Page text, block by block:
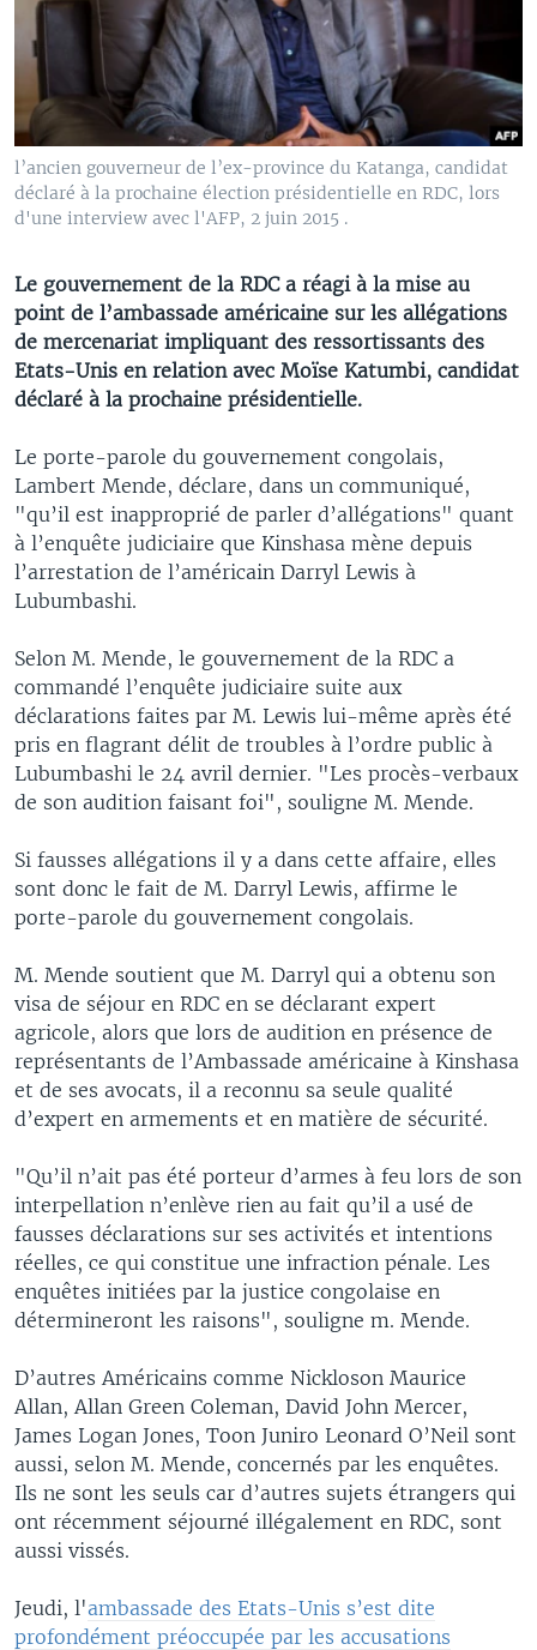
l’ancien gouverneur de l’ex-province du Katanga, candidat
déclaré à la prochaine élection présidentielle en RDC, lors
d'une interview avec l'AFP, 2 juin 2015 .
Le gouvernement de la RDC a réagi à la mise au
point de l’ambassade américaine sur les allégations
de mercenariat impliquant des ressortissants des
Etats-Unis en relation avec Moïse Katumbi, candidat
déclaré à la prochaine présidentielle.
Le porte-parole du gouvernement congolais,
Lambert Mende, déclare, dans un communiqué,
"qu’il est inapproprié de parler d’allégations" quant
à l’enquête judiciaire que Kinshasa mène depuis
l’arrestation de l’américain Darryl Lewis à
Lubumbashi.
Selon M. Mende, le gouvernement de la RDC a
commandé l’enquête judiciaire suite aux
déclarations faites par M. Lewis lui-même après été
pris en flagrant délit de troubles à l’ordre public à
Lubumbashi le 24 avril dernier. "Les procès-verbaux
de son audition faisant foi", souligne M. Mende.
Si fausses allégations il y a dans cette affaire, elles
sont donc le fait de M. Darryl Lewis, affirme le
porte-parole du gouvernement congolais.
M. Mende soutient que M. Darryl qui a obtenu son
visa de séjour en RDC en se déclarant expert
agricole, alors que lors de audition en présence de
représentants de l’Ambassade américaine à Kinshasa
et de ses avocats, il a reconnu sa seule qualité
d’expert en armements et en matière de sécurité.
"Qu’il n’ait pas été porteur d’armes à feu lors de son
interpellation n’enlève rien au fait qu’il a usé de
fausses déclarations sur ses activités et intentions
réelles, ce qui constitue une infraction pénale. Les
enquêtes initiées par la justice congolaise en
détermineront les raisons", souligne m. Mende.
D’autres Américains comme Nickloson Maurice
Allan, Allan Green Coleman, David John Mercer,
James Logan Jones, Toon Juniro Leonard O’Neil sont
aussi, selon M. Mende, concernés par les enquêtes.
Ils ne sont les seuls car d’autres sujets étrangers qui
ont récemment séjourné illégalement en RDC, sont
aussi vissés.
Jeudi, l'ambassade des Etats-Unis s’est dite
profondément préoccupée par les accusations